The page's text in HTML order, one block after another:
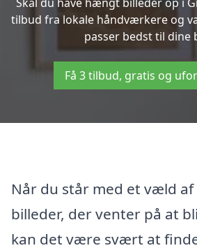
tilbud fra lokale håndværkere og
passer bedst til dine
Få 3 tilbud, gratis og
Når du står med et væld af
billeder, der venter på at
kan det være svært at